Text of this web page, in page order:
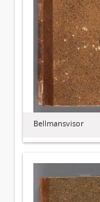
Bellmansvisor